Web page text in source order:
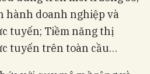
hành doanh nghiệp và
tuyến; Tiềm năng thị
tuyến trên toàn cầu…